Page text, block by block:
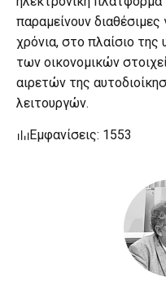
παραμείνουν διαθέσιμες
χρόνια, στο πλαίσιο
των οικονομικών
αιρετών της
λειτουργών.
Εμφανίσεις: 1553